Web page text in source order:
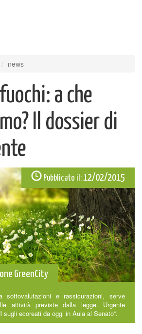
news
a che
Il dossier di
Pubblicato il:12/02/2015
GreenCity
sottovalutazioni e rassicurazioni, serve
attività previste dalla legge. Urgente
sugli ecoreati da oggi in Aula al Senato”.